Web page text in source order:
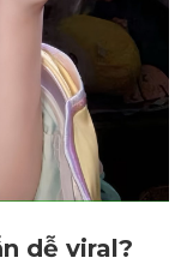
dễ viral?